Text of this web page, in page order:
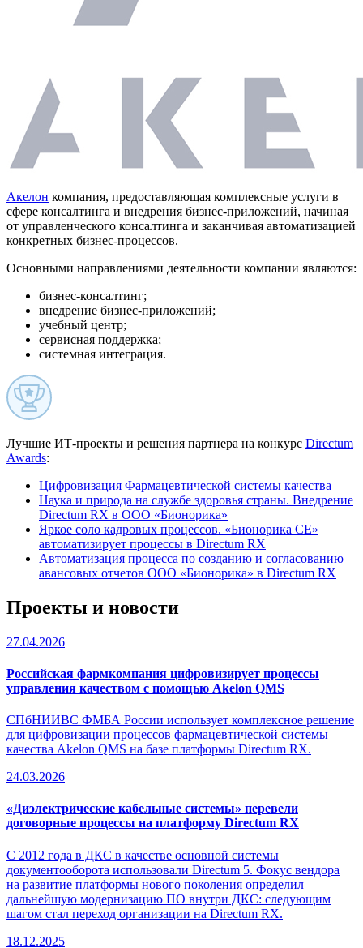
Акелон компания, предоставляющая комплексные услуги в
сфере консалтинга и внедрения бизнес-приложений, начиная
от управленческого консалтинга и заканчивая автоматизацией
конкретных бизнес-процессов.
Основными направлениями деятельности компании являются:
бизнес-консалтинг;
внедрение бизнес-приложений;
учебный центр;
сервисная поддержка;
cистемная интеграция.
Лучшие ИТ-проекты и решения партнера на конкурс Directum
Awards:
Цифровизация Фармацевтической системы качества
Наука и природа на службе здоровья страны. Внедрение
Directum RX в ООО «Бионорика»
Яркое соло кадровых процессов. «Бионорика СЕ»
автоматизирует процессы в Directum RX
Автоматизация процесса по созданию и согласованию
авансовых отчетов ООО «Бионорика» в Directum RX
Проекты и новости
27.04.2026
Российская фармкомпания цифровизирует процессы
управления качеством с помощью Akelon QMS
СПбНИИВС ФМБА России использует комплексное решение
для цифровизации процессов фармацевтической системы
качества Akelon QMS на базе платформы Directum RX.
24.03.2026
«Диэлектрические кабельные системы» перевели
договорные процессы на платформу Directum RX
С 2012 года в ДКС в качестве основной системы
документооборота использовали Directum 5. Фокус вендора
на развитие платформы нового поколения определил
дальнейшую модернизацию ПО внутри ДКС: следующим
шагом стал переход организации на Directum RX.
18.12.2025